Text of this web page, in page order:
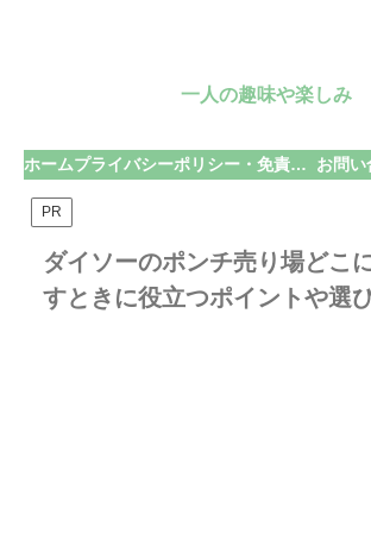
一人の趣味や楽しみ
ホーム プライバシーポリシー・免責事項 お問い
PR
ダイソーのポンチ売り場どこ
すときに役立つポイントや選